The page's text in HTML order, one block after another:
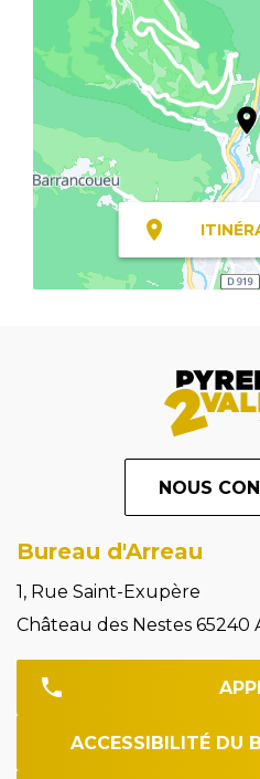
NOUS
Bureau d'Arreau
1, Rue Saint-Exupère
Château des Nestes 65240
ACCESSIBILITÉ DU